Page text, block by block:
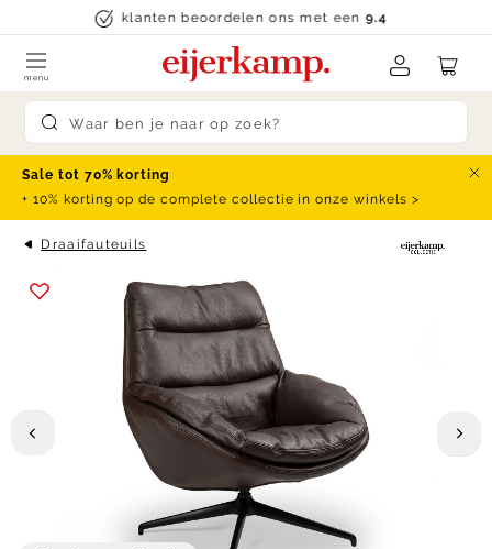
Skip to contentklanten beoordelen ons met een9.4
Submit search
menu
Sale tot 70% korting
+ 10% korting op de complete collectie in onze winkels >
Draaifauteuils